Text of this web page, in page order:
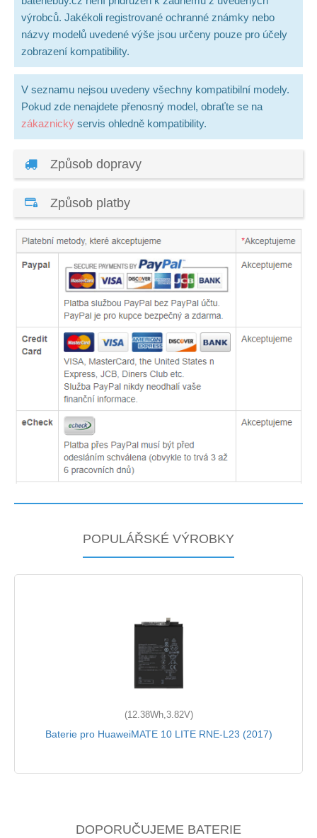
výrobců. Jakékoli registrované ochranné známky nebo
názvy modelů uvedené výše jsou určeny pouze pro účely
zobrazení kompatibility.
V seznamu nejsou uvedeny všechny kompatibilní modely.
Pokud zde nenajdete přenosný model, obraťte se na
zákaznický servis ohledně kompatibility.
Způsob dopravy
Způsob platby
POPULÁŘSKÉ VÝROBKY
(12.38Wh,3.82V)
Baterie pro HuaweiMATE 10 LITE RNE-L23 (2017)
DOPORUČUJEME BATERIE